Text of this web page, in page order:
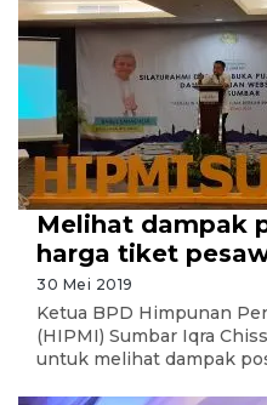
Melihat dampak
harga tiket
30 Mei 2019
Ketua BPD Himpunan
(HIPMI) Sumbar Iqra
untuk melihat dampak